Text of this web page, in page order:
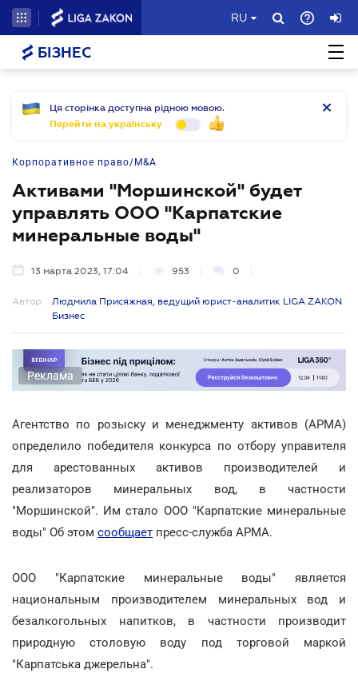
RU
БІЗНЕС
Ця сторінка доступна рідною мовою.
Перейти на українську
Корпоративное право/M&A
Активами "Моршинской" будет
управлять ООО "Карпатские
минеральные воды"
13 марта 2023, 17:04 953 0
Автор:
Людмила Присяжная, ведущий юрист-аналитик LIGA ZAKON
Бизнес
Реклама
Агентство по розыску и менеджменту активов (АРМА)
определило победителя конкурса по отбору управителя
для арестованных активов производителей и
реализаторов минеральных вод, в частности
"Моршинской". Им стало ООО "Карпатские минеральные
воды" Об этом сообщает пресс-служба АРМА.
ООО "Карпатские минеральные воды" является
национальным производителем минеральных вод и
безалкогольных напитков, в частности производит
природную столовую воду под торговой маркой
"Карпатська джерельна".